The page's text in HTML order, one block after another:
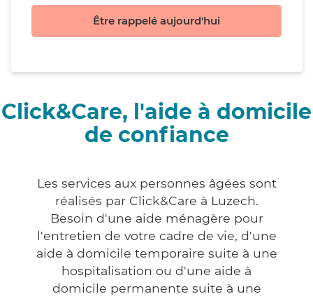
Être rappelé aujourd'hui
Click&Care, l'aide à domicile
de confiance
Les services aux personnes âgées sont
réalisés par Click&Care à Luzech.
Besoin d'une aide ménagère pour
l'entretien de votre cadre de vie, d'une
aide à domicile temporaire suite à une
hospitalisation ou d'une aide à
domicile permanente suite à une